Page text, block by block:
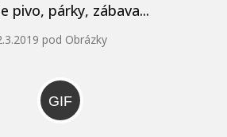
pivo, párky, zábava...
pod Obrázky
GIF